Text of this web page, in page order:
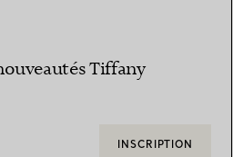
Tiffany
INSCRIPTION